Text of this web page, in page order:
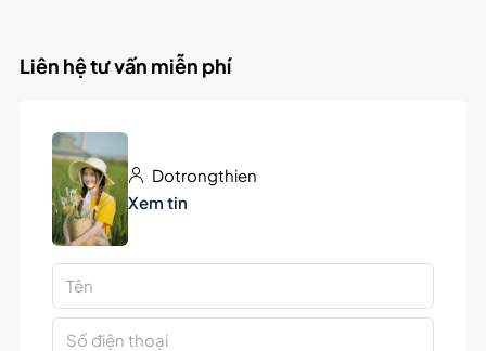
Liên hệ tư vấn miễn phí
Dotrongthien
Xem tin